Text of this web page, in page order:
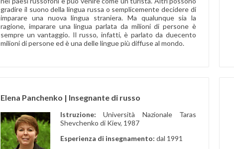
gradire il suono della lingua russa o semplicemente decidere di
imparare una nuova lingua straniera. Ma qualunque sia la
ragione, imparare una lingua parlata da milioni di persone è
sempre un vantaggio. Il russo, infatti, è parlato da duecento
milioni di persone ed è una delle lingue più diffuse al mondo.
Elena Panchenko | Insegnante di russo
Istruzione:Università Nazionale Taras
Shevchenko di Kiev, 1987
Esperienza di insegnamento: dal 1991